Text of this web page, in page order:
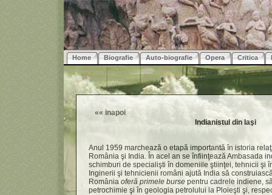
Home Biografie Auto-biografie Opera Critica
«« inapoi
Indianistul din Iaşi
Anul 1959 marchează o etapă importantă în istoria
România şi India. În acel an se înfiinţează Ambasada
schimburi de specialişti în domeniile ştiinţei, tehnicii şi
Inginerii şi tehnicienii români ajută India să
România oferă primele burse pentru cadrele indiene,
petrochimie şi în geologia petrolului la Ploieşti şi,